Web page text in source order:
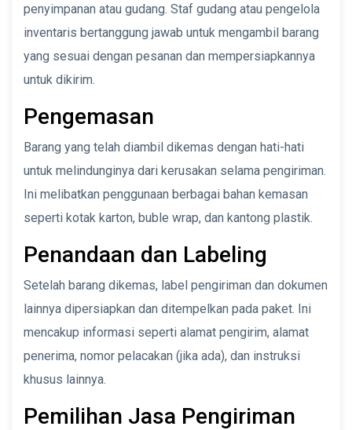
penyimpanan atau gudang. Staf gudang atau pengelola
inventaris bertanggung jawab untuk mengambil barang
yang sesuai dengan pesanan dan mempersiapkannya
untuk dikirim.
Pengemasan
Barang yang telah diambil dikemas dengan hati-hati
untuk melindunginya dari kerusakan selama pengiriman.
Ini melibatkan penggunaan berbagai bahan kemasan
seperti kotak karton, buble wrap, dan kantong plastik.
Penandaan dan Labeling
Setelah barang dikemas, label pengiriman dan dokumen
lainnya dipersiapkan dan ditempelkan pada paket. Ini
mencakup informasi seperti alamat pengirim, alamat
penerima, nomor pelacakan (jika ada), dan instruksi
khusus lainnya.
Pemilihan Jasa Pengiriman